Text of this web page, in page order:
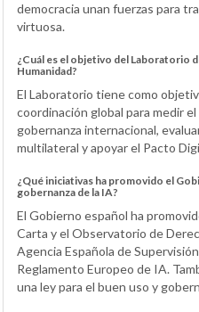
democracia unan fuerzas para
virtuosa.
¿Cuál es el objetivo del Laboratorio
Humanidad?
El Laboratorio tiene como
coordinación global para medir
gobernanza internacional,
multilateral y apoyar el Pacto
¿Qué iniciativas ha promovido el
gobernanza de la IA?
El Gobierno español ha
Carta y el Observatorio de
Agencia Española de
Reglamento Europeo de IA.
una ley para el buen uso y